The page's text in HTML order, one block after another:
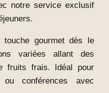
notre service exclusif
touche gourmet dès le
variées allant des
fruits frais. Idéal pour
conférences avec